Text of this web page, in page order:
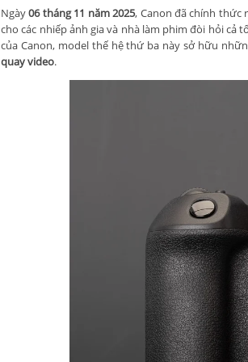
Ngày06 tháng 11 năm 2025, Canon đã chính thức
cho các nhiếp ảnh gia và nhà làm phim đòi hỏi cả
của Canon, model thế hệ thứ ba này sở hữu
quay video.